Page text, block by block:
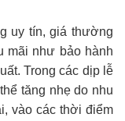
uy tín, giá thường
mãi như bảo hành
Trong các dịp lễ
tăng nhẹ do nhu
vào các thời điểm